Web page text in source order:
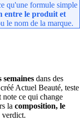
qu'une formule simple
entre le produit et
le nom de la marque.
semaines dans des
Actuel Beauté, teste
ce qui change
la composition, le
verdict.